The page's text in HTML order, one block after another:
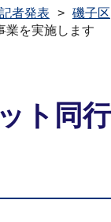
記者発表 磯子区
業を実施します
ト同